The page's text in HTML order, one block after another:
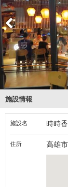
施設情報
施設名 時時
住所 高雄